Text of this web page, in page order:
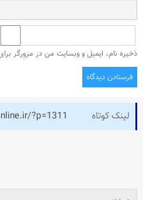
ذخیره نام، ایمیل و وبسایت من در مرورگر
لینک کوتاه ?p=1311